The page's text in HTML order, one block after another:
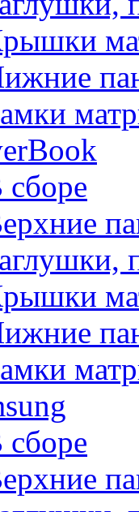
сборе
сборе